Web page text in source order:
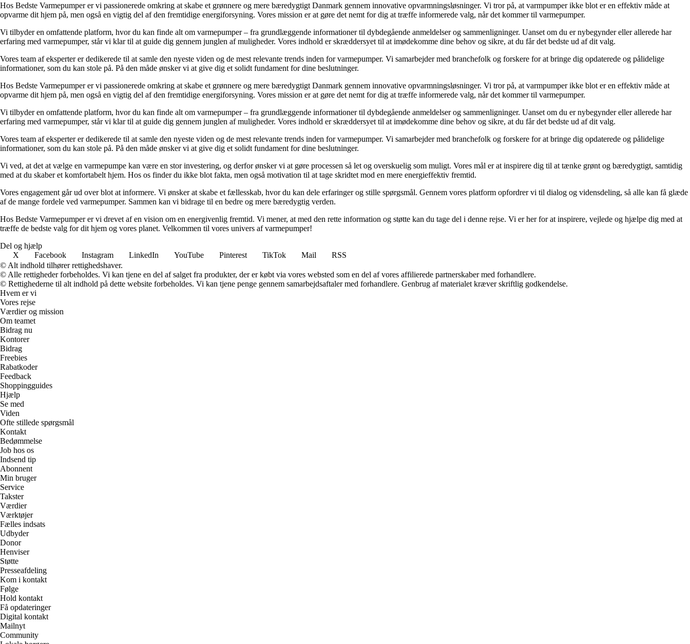
Hos Bedste Varmepumper er vi passionerede omkring at skabe et grønnere og mere bæredygtigt Danmark gennem innovative opvarmningsløsninger. Vi tror på, at varmpumper ikke blot er en effektiv måde at
opvarme dit hjem på, men også en vigtig del af den fremtidige energiforsyning. Vores mission er at gøre det nemt for dig at træffe informerede valg, når det kommer til varmepumper.
Vi tilbyder en omfattende platform, hvor du kan finde alt om varmepumper – fra grundlæggende informationer til dybdegående anmeldelser og sammenligninger. Uanset om du er nybegynder eller allerede har
erfaring med varmepumper, står vi klar til at guide dig gennem junglen af muligheder. Vores indhold er skræddersyet til at imødekomme dine behov og sikre, at du får det bedste ud af dit valg.
Vores team af eksperter er dedikerede til at samle den nyeste viden og de mest relevante trends inden for varmepumper. Vi samarbejder med branchefolk og forskere for at bringe dig opdaterede og pålidelige
informationer, som du kan stole på. På den måde ønsker vi at give dig et solidt fundament for dine beslutninger.
Hos Bedste Varmepumper er vi passionerede omkring at skabe et grønnere og mere bæredygtigt Danmark gennem innovative opvarmningsløsninger. Vi tror på, at varmpumper ikke blot er en effektiv måde at
opvarme dit hjem på, men også en vigtig del af den fremtidige energiforsyning. Vores mission er at gøre det nemt for dig at træffe informerede valg, når det kommer til varmepumper.
Vi tilbyder en omfattende platform, hvor du kan finde alt om varmepumper – fra grundlæggende informationer til dybdegående anmeldelser og sammenligninger. Uanset om du er nybegynder eller allerede har
erfaring med varmepumper, står vi klar til at guide dig gennem junglen af muligheder. Vores indhold er skræddersyet til at imødekomme dine behov og sikre, at du får det bedste ud af dit valg.
Vores team af eksperter er dedikerede til at samle den nyeste viden og de mest relevante trends inden for varmepumper. Vi samarbejder med branchefolk og forskere for at bringe dig opdaterede og pålidelige
informationer, som du kan stole på. På den måde ønsker vi at give dig et solidt fundament for dine beslutninger.
Vi ved, at det at vælge en varmepumpe kan være en stor investering, og derfor ønsker vi at gøre processen så let og overskuelig som muligt. Vores mål er at inspirere dig til at tænke grønt og bæredygtigt, samtidig
med at du skaber et komfortabelt hjem. Hos os finder du ikke blot fakta, men også motivation til at tage skridtet mod en mere energieffektiv fremtid.
Vores engagement går ud over blot at informere. Vi ønsker at skabe et fællesskab, hvor du kan dele erfaringer og stille spørgsmål. Gennem vores platform opfordrer vi til dialog og vidensdeling, så alle kan få glæde
af de mange fordele ved varmepumper. Sammen kan vi bidrage til en bedre og mere bæredygtig verden.
Hos Bedste Varmepumper er vi drevet af en vision om en energivenlig fremtid. Vi mener, at med den rette information og støtte kan du tage del i denne rejse. Vi er her for at inspirere, vejlede og hjælpe dig med at
træffe de bedste valg for dit hjem og vores planet. Velkommen til vores univers af varmepumper!
Del og hjælp
X
Facebook Instagram LinkedIn YouTube Pinterest TikTok Mail
RSS
© Alt indhold tilhører rettighedshaver.
© Alle rettigheder forbeholdes. Vi kan tjene en del af salget fra produkter, der er købt via vores websted som en del af vores affilierede partnerskaber med forhandlere.
© Rettighederne til alt indhold på dette website forbeholdes. Vi kan tjene penge gennem samarbejdsaftaler med forhandlere. Genbrug af materialet kræver skriftlig godkendelse.
Hvem er vi
Vores rejse
Værdier og mission
Om teamet
Bidrag nu
Kontorer
Bidrag
Freebies
Rabatkoder
Feedback
Shoppingguides
Hjælp
Se med
Viden
Ofte stillede spørgsmål
Kontakt
Bedømmelse
Job hos os
Indsend tip
Abonnent
Min bruger
Service
Takster
Værdier
Værktøjer
Fælles indsats
Udbyder
Donor
Henviser
Støtte
Presseafdeling
Kom i kontakt
Følge
Hold kontakt
Få opdateringer
Digital kontakt
Mailnyt
Community